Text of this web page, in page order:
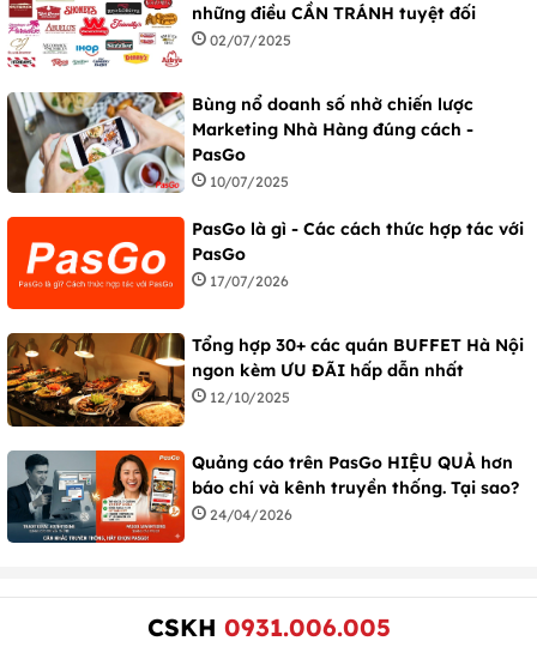
những điều CẦN TRÁNH tuyệt đối
02/07/2025
Bùng nổ doanh số nhờ chiến lược
Marketing Nhà Hàng đúng cách -
PasGo
10/07/2025
PasGo là gì - Các cách thức hợp tác với
PasGo
17/07/2026
Tổng hợp 30+ các quán BUFFET Hà Nội
ngon kèm ƯU ĐÃI hấp dẫn nhất
12/10/2025
Quảng cáo trên PasGo HIỆU QUẢ hơn
báo chí và kênh truyền thống. Tại sao?
24/04/2026
CSKH 0931.006.005